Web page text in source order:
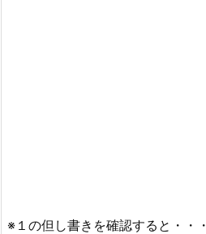
※１の但し書きを確認すると・・・